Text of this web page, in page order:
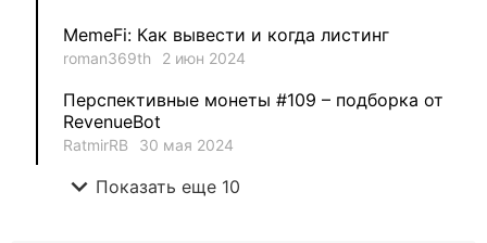
MemeFi: Как вывести и когда листинг
roman369th 2 июн 2024
Перспективные монеты #109 – подборка от
RevenueBot
RatmirRB 30 мая 2024
expand_more Показать еще 10